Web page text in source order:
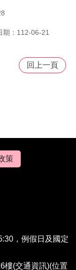
期：112-06-21
回上一頁
策
，例假日及國定
樓(交通資訊)(位置